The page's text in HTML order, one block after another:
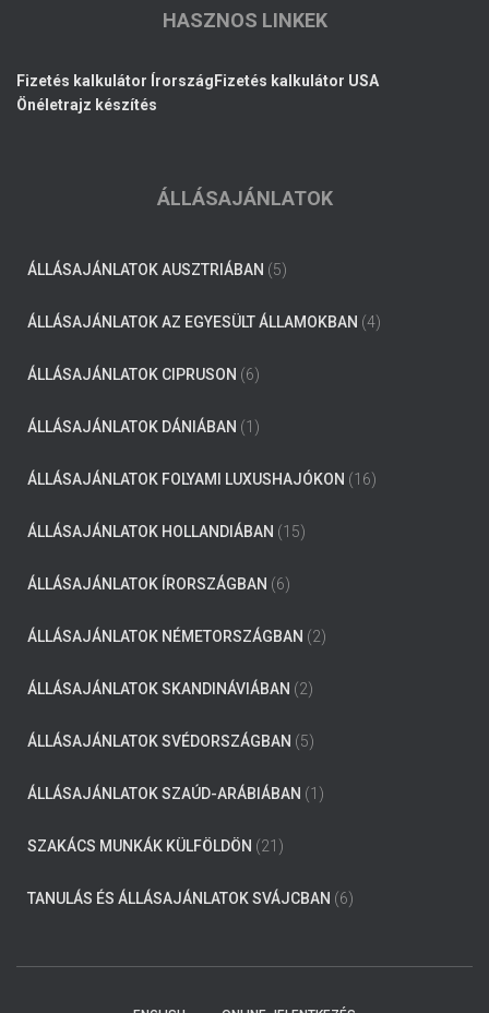
HASZNOS LINKEK
Fizetés kalkulátor Írország Fizetés kalkulátor USA
Önéletrajz készítés
ÁLLÁSAJÁNLATOK
ÁLLÁSAJÁNLATOK AUSZTRIÁBAN (5)
ÁLLÁSAJÁNLATOK AZ EGYESÜLT ÁLLAMOKBAN (4)
ÁLLÁSAJÁNLATOK CIPRUSON (6)
ÁLLÁSAJÁNLATOK DÁNIÁBAN (1)
ÁLLÁSAJÁNLATOK FOLYAMI LUXUSHAJÓKON (16)
ÁLLÁSAJÁNLATOK HOLLANDIÁBAN (15)
ÁLLÁSAJÁNLATOK ÍRORSZÁGBAN (6)
ÁLLÁSAJÁNLATOK NÉMETORSZÁGBAN (2)
ÁLLÁSAJÁNLATOK SKANDINÁVIÁBAN (2)
ÁLLÁSAJÁNLATOK SVÉDORSZÁGBAN (5)
ÁLLÁSAJÁNLATOK SZAÚD-ARÁBIÁBAN (1)
SZAKÁCS MUNKÁK KÜLFÖLDÖN (21)
TANULÁS ÉS ÁLLÁSAJÁNLATOK SVÁJCBAN (6)